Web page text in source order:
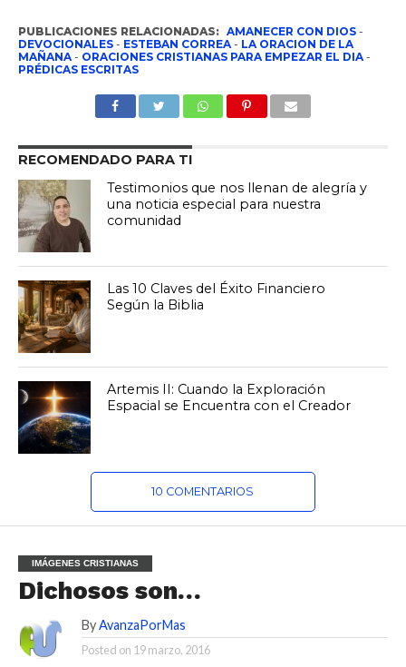
PUBLICACIONES RELACIONADAS: AMANECER CON DIOS-
DEVOCIONALES- ESTEBAN CORREA- LA ORACION DE LA
MAÑANA- ORACIONES CRISTIANAS PARA EMPEZAR EL DIA-
PRÉDICAS ESCRITAS
RECOMENDADO PARA TI
Testimonios que nos llenan de alegría y
una noticia especial para nuestra
comunidad
Las 10 Claves del Éxito Financiero
Según la Biblia
Artemis II: Cuando la Exploración
Espacial se Encuentra con el Creador
10 COMENTARIOS
IMÁGENES CRISTIANAS
Dichosos son…
By AvanzaPorMas
Posted on 19 marzo, 2016